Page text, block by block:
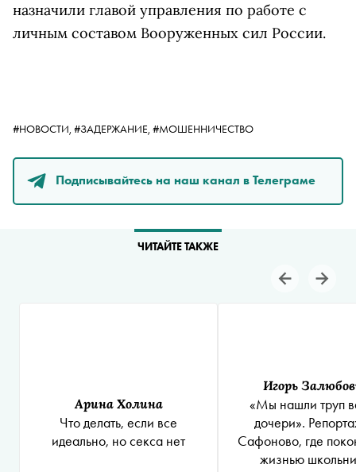
назначили главой управления по работе с
личным составом Вооруженных сил России.
#НОВОСТИ, #ЗАДЕРЖАНИЕ, #МОШЕННИЧЕСТВО
Подписывайтесь на наш канал в Телеграме
ЧИТАЙТЕ ТАКЖЕ
Арина Холина
Что делать, если все
идеально, но секса нет
Игорь
«Мы нашли труп
дочери».
Сафоново, где
жизнью